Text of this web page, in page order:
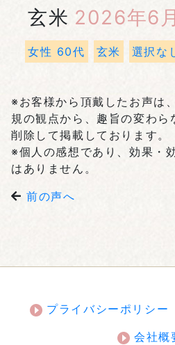
玄米 2026年6
女性 60代 玄米 選択な
※お客様から頂戴したお声は
規の観点から、趣旨の変わら
削除して掲載しております。
※個人の感想であり、効果・
はありません。
前の声へ
プライバシーポリシー
会社概